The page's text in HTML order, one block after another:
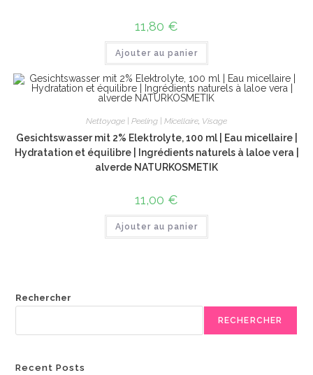
11,80 €
Ajouter au panier
Nettoyage | Peeling | Micellaire, Visage
Gesichtswasser mit 2% Elektrolyte, 100 ml | Eau micellaire |
Hydratation et équilibre | Ingrédients naturels à laloe vera |
alverde NATURKOSMETIK
11,00 €
Ajouter au panier
Rechercher
RECHERCHER
Recent Posts